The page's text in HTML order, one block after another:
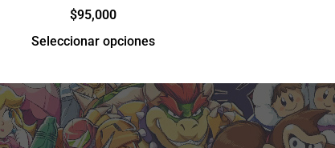
$95,000
Seleccionar opciones